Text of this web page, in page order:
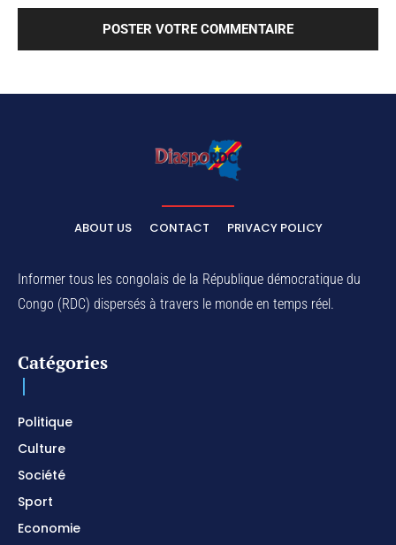
ABOUT US CONTACT PRIVACY POLICY
Informer tous les congolais de la République démocratique du
Congo (RDC) dispersés à travers le monde en temps réel.
Catégories
Politique
Culture
Société
Sport
Economie